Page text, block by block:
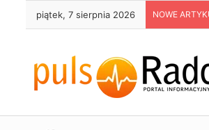
piątek, 7 sierpnia 2026 NOWE